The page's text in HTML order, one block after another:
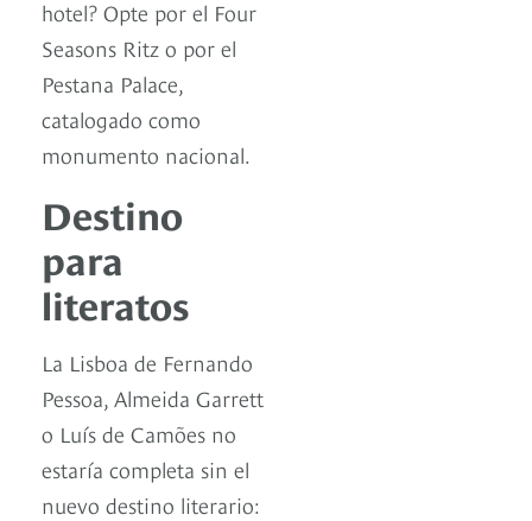
hotel? Opte por el Four
Seasons Ritz o por el
Pestana Palace,
catalogado como
monumento nacional.
Destino
para
literatos
La Lisboa de Fernando
Pessoa, Almeida Garrett
o Luís de Camões no
estaría completa sin el
nuevo destino literario: